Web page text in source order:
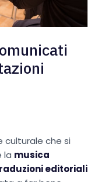
che si
la musica
editoriali